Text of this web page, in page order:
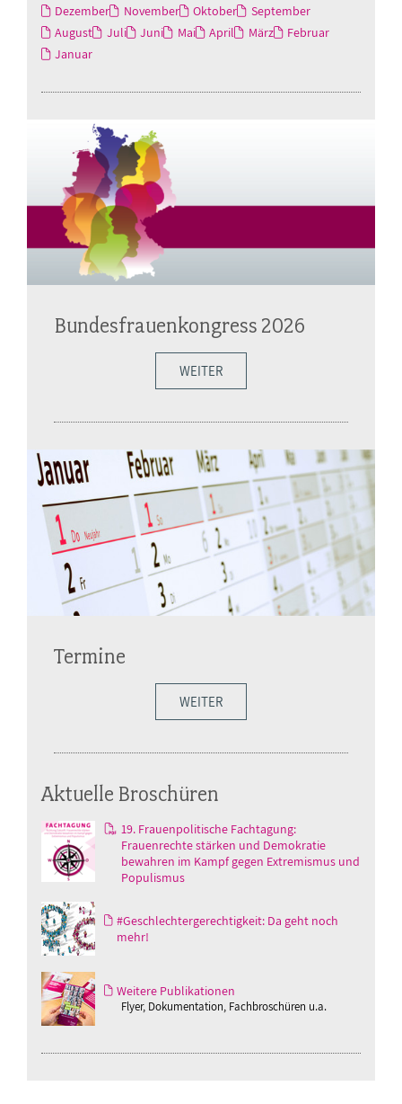
Dezember November Oktober
September
August
Juli Juni Mai April März
Februar
Januar
Bundesfrauenkongress 2026
WEITER
Termine
WEITER
Aktuelle Broschüren
19. Frauenpolitische Fachtagung:
Frauenrechte stärken und Demokratie
bewahren im Kampf gegen Extremismus und
Populismus
#Geschlechtergerechtigkeit: Da geht noch
mehr!
Weitere Publikationen
Flyer, Dokumentation, Fachbroschüren u.a.